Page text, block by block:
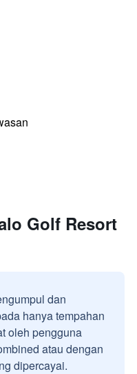
Golf Resort
dan
hanya tempahan
oleh pengguna
atau dengan
dipercayai.